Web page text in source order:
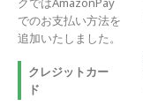
でのお支払い方法を
追加いたしました。
クレジットカー
ド